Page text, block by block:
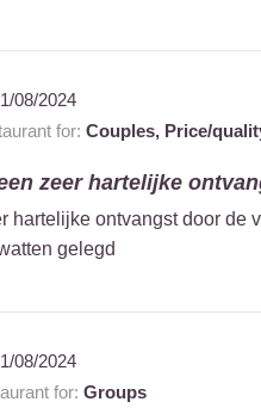
08/2024
for: Couples, Price/
zeer hartelijke
hartelijke ontvangst door de
gelegd
08/2024
for: Groups